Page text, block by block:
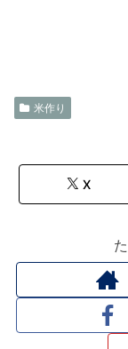
米作り
X